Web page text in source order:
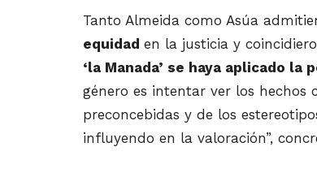
Tanto Almeida como Asúa
equidad en la justicia y
‘la Manada’ se haya aplicado la
género es intentar ver los hechos
preconcebidas y de los
influyendo en la valoración”,